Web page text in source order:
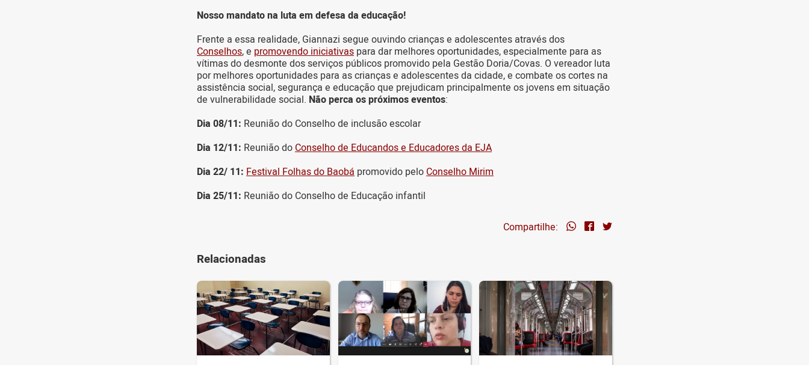
Nosso mandato na luta em defesa da educação!
Frente a essa realidade, Giannazi segue ouvindo crianças e adolescentes através dos
Conselhos, e promovendo iniciativas para dar melhores oportunidades, especialmente para as
vítimas do desmonte dos serviços públicos promovido pela Gestão Doria/Covas. O vereador luta
por melhores oportunidades para as crianças e adolescentes da cidade, e combate os cortes na
assistência social, segurança e educação que prejudicam principalmente os jovens em situação
de vulnerabilidade social. Não perca os próximos eventos:
Dia 08/11: Reunião do Conselho de inclusão escolar
Dia 12/11: Reunião doConselho de Educandos e Educadores da EJA
Dia 22/ 11: Festival Folhas do Baobá promovido peloConselho Mirim
Dia 25/11: Reunião do Conselho de Educação infantil
Compartilhe:
Relacionadas